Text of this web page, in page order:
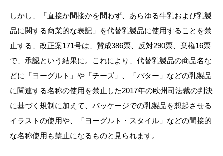
しかし、「直接か間接かを問わず、あらゆる牛乳および乳製
品に関する商業的な表記」を代替乳製品に使用することを禁
止する、改正案171号は、賛成386票、反対290票、棄権16票
で、承認という結果に。これにより、代替乳製品の商品名な
どに「ヨーグルト」や「チーズ」、「バター」などの乳製品
に関連する名称の使用を禁止した2017年の欧州司法裁の判決
に基づく規制に加えて、パッケージでの乳製品を想起させる
イラストの使用や、「ヨーグルト・スタイル」などの間接的
な名称使用も禁止になるものと見られます。